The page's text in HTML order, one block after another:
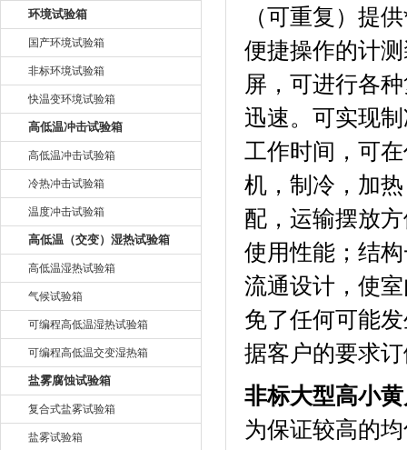
环境试验箱
国产环境试验箱
非标环境试验箱
快温变环境试验箱
高低温冲击试验箱
高低温冲击试验箱
冷热冲击试验箱
温度冲击试验箱
高低温（交变）湿热试验箱
高低温湿热试验箱
气候试验箱
可编程高低温湿热试验箱
可编程高低温交变湿热箱
盐雾腐蚀试验箱
复合式盐雾试验箱
盐雾试验箱
（可重复）提供
便捷操作的计测
屏，可进行各
迅速。可实
工作时间，可
机，制冷
配，运输摆放
使用性能；
流通设计，使
免了任何可能发
据客户的要求订做
非标大型高小
为保证较高的均